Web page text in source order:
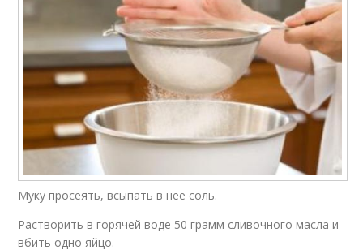
Муку просеять, всыпать в нее соль.
Растворить в горячей воде 50 грамм сливочного масла и
вбить одно яйцо.